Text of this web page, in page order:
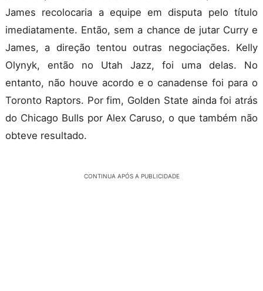
James recolocaria a equipe em disputa pelo título
imediatamente. Então, sem a chance de jutar Curry e
James, a direção tentou outras negociações. Kelly
Olynyk, então no Utah Jazz, foi uma delas. No
entanto, não houve acordo e o canadense foi para o
Toronto Raptors. Por fim, Golden State ainda foi atrás
do Chicago Bulls por Alex Caruso, o que também não
obteve resultado.
CONTINUA APÓS A PUBLICIDADE